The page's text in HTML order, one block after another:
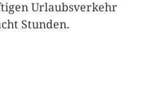
Urlaubsverkehr
Stunden.